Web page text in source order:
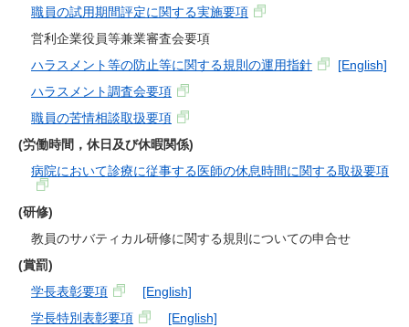
職員の試用期間評定に関する実施要項
営利企業役員等兼業審査会要項
ハラスメント等の防止等に関する規則の運用指針
[English]
ハラスメント調査会要項
職員の苦情相談取扱要項
(労働時間，休日及び休暇関係)
病院において診療に従事する医師の休息時間に関する取扱要項
(研修)
教員のサバティカル研修に関する規則についての申合せ
(賞罰)
学長表彰要項
[English]
学長特別表彰要項
[English]